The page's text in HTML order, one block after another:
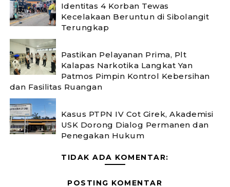
Identitas 4 Korban Tewas
Kecelakaan Beruntun di Sibolangit
Terungkap
Pastikan Pelayanan Prima, Plt
Kalapas Narkotika Langkat Yan
Patmos Pimpin Kontrol Kebersihan
dan Fasilitas Ruangan
Kasus PTPN IV Cot Girek, Akademisi
USK Dorong Dialog Permanen dan
Penegakan Hukum
TIDAK ADA KOMENTAR:
POSTING KOMENTAR